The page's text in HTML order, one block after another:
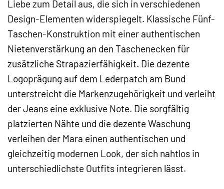
Liebe zum Detail aus, die sich in verschiedenen
Design-Elementen widerspiegelt. Klassische Fünf-
Taschen-Konstruktion mit einer authentischen
Nietenverstärkung an den Taschenecken für
zusätzliche Strapazierfähigkeit. Die dezente
Logoprägung auf dem Lederpatch am Bund
unterstreicht die Markenzugehörigkeit und verleiht
der Jeans eine exklusive Note. Die sorgfältig
platzierten Nähte und die dezente Waschung
verleihen der Mara einen authentischen und
gleichzeitig modernen Look, der sich nahtlos in
unterschiedlichste Outfits integrieren lässt.